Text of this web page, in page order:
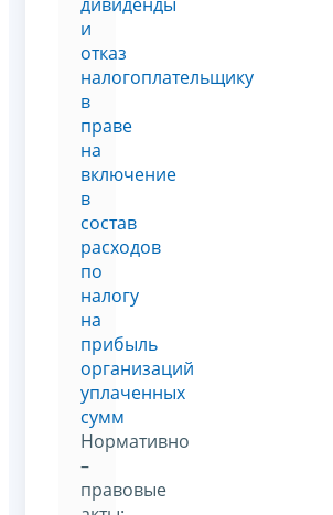
и
отказ
налогоплательщику
в
праве
на
включение
в
состав
расходов
по
налогу
на
прибыль
организаций
уплаченных
сумм
Нормативно
–
правовые